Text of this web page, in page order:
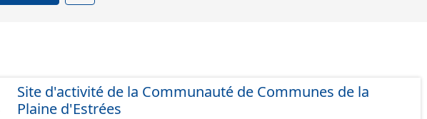
Site d'activité de la Communauté de Communes de la
Plaine d'Estrées